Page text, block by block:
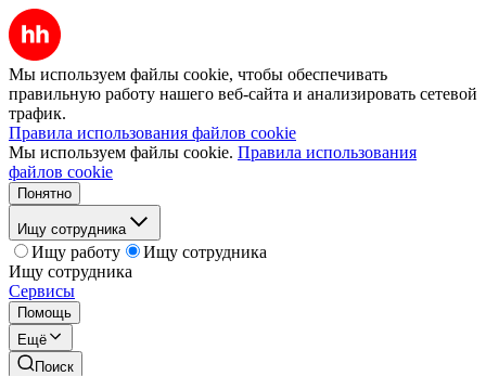
Мы используем файлы cookie, чтобы обеспечивать
правильную работу нашего веб-сайта и анализировать сетевой
трафик.
Правила использования файлов cookie
Мы используем файлы cookie. Правила использования
файлов cookie
Понятно
Ищу сотрудника
Ищу работу
Ищу сотрудника
Ищу сотрудника
Сервисы
Помощь
Ещё
Поиск